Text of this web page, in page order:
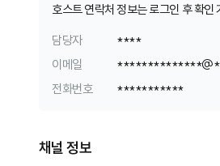
호스트 연락처 정보는 로그인 후 확인
담당자
****
이메일
**************@*
전화번호
***********
채널 정보